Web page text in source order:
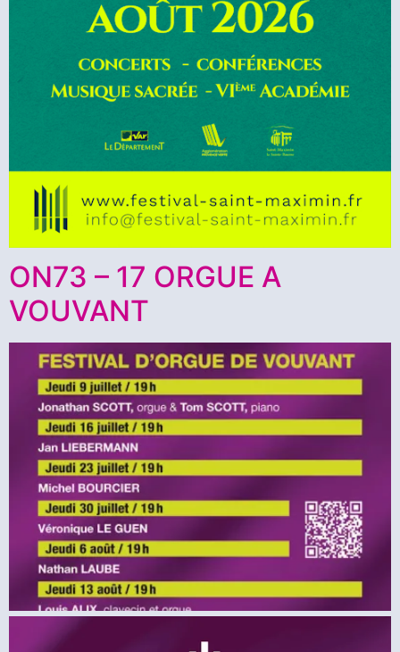
ON73 – 17 ORGUE A
VOUVANT